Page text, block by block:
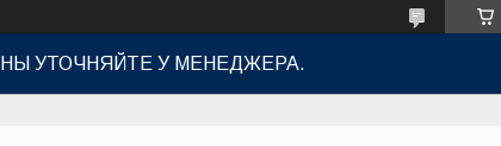
УТОЧНЯЙТЕ У МЕНЕДЖЕРА.